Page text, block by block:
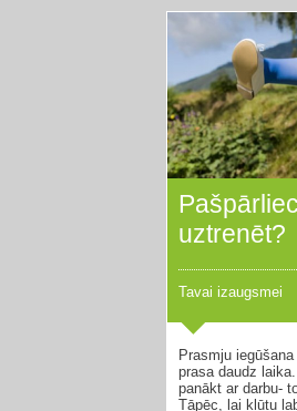
uztrenēt?
Tavai izaugsmei
Prasmju
prasa daudz
panākt ar darbu-
Tāpēc, lai kļūtu